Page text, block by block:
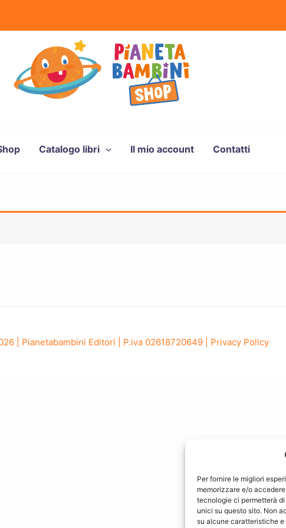
Per fornire le migliori
memorizzare e/o
tecnologie ci permetterà
unici su questo sito. Non
su alcune caratteristiche
Catalogo libri Il mio account Contatti
| Pianetabambini Editori | P.iva 02618720649 | Privacy Policy